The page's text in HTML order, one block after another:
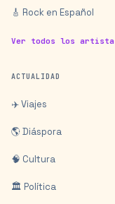
🎸 Rock en Español
Ver todos los
ACTUALIDAD
✈️ Viajes
🌎 Diáspora
🧠 Cultura
🏛️ Política